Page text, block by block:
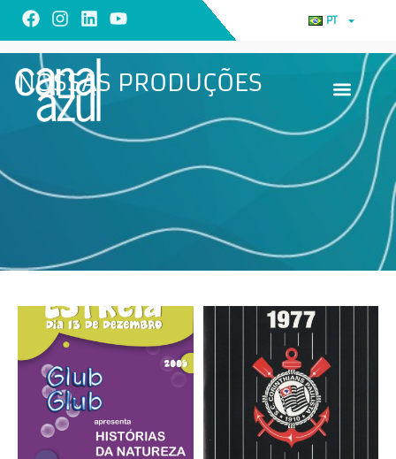
PT
NOSSAS PRODUÇÕES